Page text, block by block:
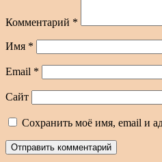
Комментарий *
Имя *
Email *
Сайт
Сохранить моё имя, email и